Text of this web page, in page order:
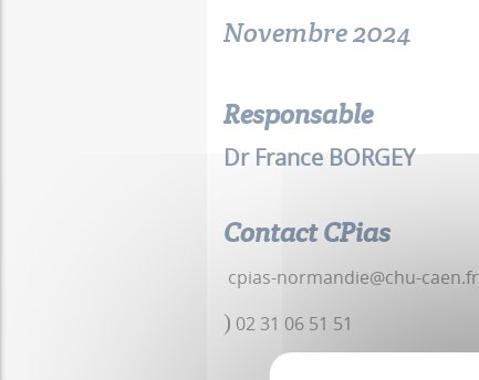
Novembre 2024
Responsable
Dr France BORGEY
Contact CPias
cpias-normandie@chu-caen.fr
) 02 31 06 51 51